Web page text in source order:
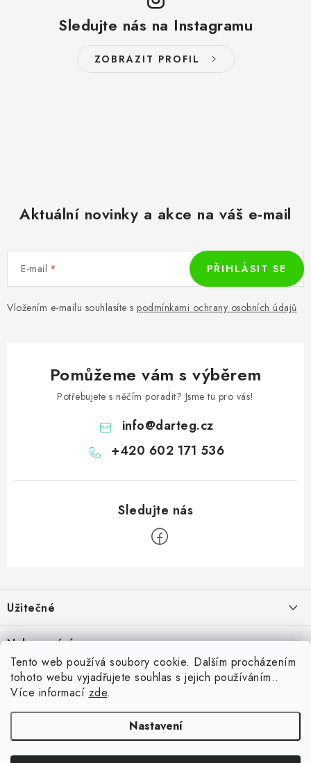
Tento web používá soubory cookie. Dalším procházením
tohoto webu vyjadřujete souhlas s jejich používáním..
Více informací zde.
Nastavení
Sledujte nás na Instagramu
ZOBRAZIT PROFIL
Aktuální novinky a akce na váš e-mail
E-mail
Vložením e-mailu souhlasíte s podmínkami ochrany osobních údajů
PŘIHLÁSIT SE
Pomůžeme vám s výběrem
Potřebujete s něčím poradit? Jsme tu pro vás!
info@darteg.cz
+420 602 171 536
p
a
Užitečné
Kontakt
Věrnostní program
Inspirujte se zákazníky
Blog
Nakupování
Jak nakupovat
Vrácení zboží
Blog
5.5.2026
darteg.sk